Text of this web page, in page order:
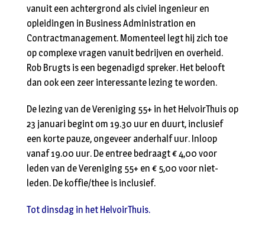
vanuit een achtergrond als civiel ingenieur en
opleidingen in Business Administration en
Contractmanagement. Momenteel legt hij zich toe
op complexe vragen vanuit bedrijven en overheid.
Rob Brugts is een begenadigd spreker. Het belooft
dan ook een zeer interessante lezing te worden.
De lezing van de Vereniging 55+ in het HelvoirThuis op
23 januari begint om 19.30 uur en duurt, inclusief
een korte pauze, ongeveer anderhalf uur. Inloop
vanaf 19.00 uur. De entree bedraagt € 4,00 voor
leden van de Vereniging 55+ en € 5,00 voor niet-
leden. De koffie/thee is inclusief.
Tot dinsdag in het HelvoirThuis.